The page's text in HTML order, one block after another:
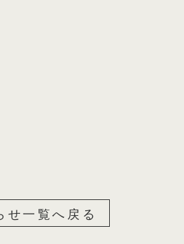
せ一覧へ戻る